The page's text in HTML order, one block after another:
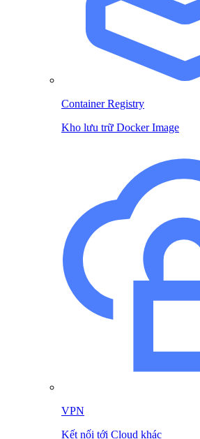
Container Registry
Kho lưu trữ Docker Image
VPN
Kết nối tới Cloud khác